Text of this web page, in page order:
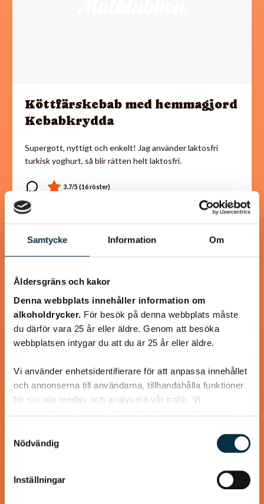
Samtycke Information Om
Åldersgräns och kakor
Denna webbplats innehåller information om
alkoholdrycker. För besök på denna webbplats måste
du därför vara 25 år eller äldre. Genom att besöka
webbplatsen intygar du att du är 25 år eller äldre.
Vi använder enhetsidentifierare för att anpassa innehållet
och annonserna till användarna, tillhandahålla funktioner
för sociala medier och analysera vår trafik. Vi
annons- och analysföretag som vi samarbetar med.
Dessa kan i sin tur kombinera informationen med annan
information som du har tillhandahållit eller som de har
samlat in när du har använt deras tjänster.
Nödvändig
Inställningar
Köttfärskebab med hemmagjord
Kebabkrydda
Supergott, nyttigt och enkelt! Jag använder laktosfri
turkisk yoghurt, så blir rätten helt laktosfri.
Turkisk köfte